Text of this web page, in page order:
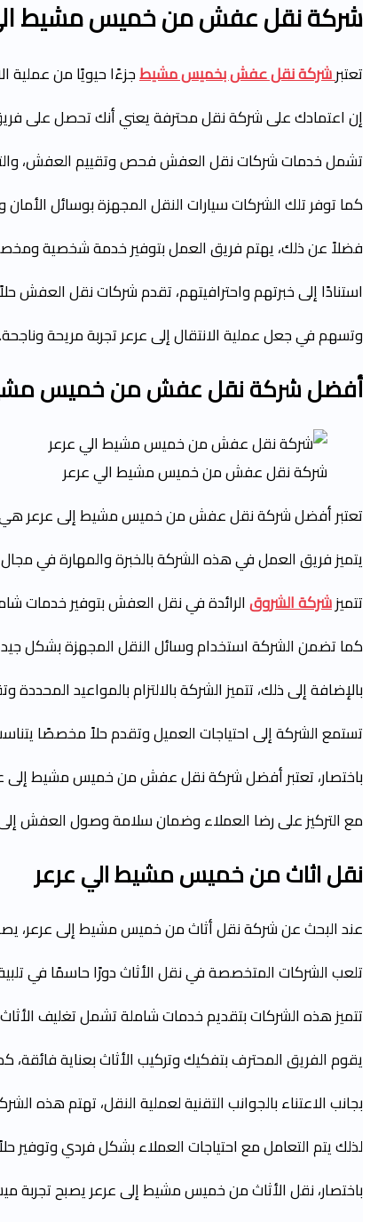
شركة نقل عفش من خميس مشيط
تعتبرشركة نقل عفش بخميس مشيطجزءًا حيويًا من عملية
إن اعتمادك على شركة نقل محترفة يعني أنك تحصل على
تشمل خدمات شركات نقل العفش فحص وتقييم العفش،
كما توفر تلك الشركات سيارات النقل المجهزة بوسائل
فضلاً عن ذلك، يهتم فريق العمل بتوفير خدمة شخصية
استنادًا إلى خبرتهم واحترافيتهم، تقدم شركات نقل العفش
وتسهم في جعل عملية الانتقال إلى عرعر تجربة مريحة وناجحة.
أفضلشركة نقل عفش من خميس
شركة نقل عفش من خميس مشيط الي عرعر
تعتبر أفضل شركة نقل عفش من خميس مشيط إلى عرعر هي
يتميز فريق العمل في هذه الشركة بالخبرة والمهارة في
تتميزشركة الشروقالرائدة في نقل العفش بتوفير خدمات
كما تضمن الشركة استخدام وسائل النقل المجهزة بشكل جيد
بالإضافة إلى ذلك، تتميز الشركة بالالتزام بالمواعيد
تستمع الشركة إلى احتياجات العميل وتقدم حلاً مخصصًا
باختصار، تعتبر أفضل شركة نقل عفش من خميس مشيط إلى
مع التركيز على رضا العملاء وضمان سلامة وصول العفش
نقل اثاث منخميس مشيط الي عرعر
عند البحث عن شركة نقل أثاث من خميس مشيط إلى عرعر،
تلعب الشركات المتخصصة في نقل الأثاث دورًا حاسمًا في
تتميز هذه الشركات بتقديم خدمات شاملة تشمل تغليف
يقوم الفريق المحترف بتفكيك وتركيب الأثاث بعناية فائقة،
بجانب الاعتناء بالجوانب التقنية لعملية النقل، تهتم هذه
لذلك يتم التعامل مع احتياجات العملاء بشكل فردي
باختصار، نقل الأثاث من خميس مشيط إلى عرعر يصبح تجربة